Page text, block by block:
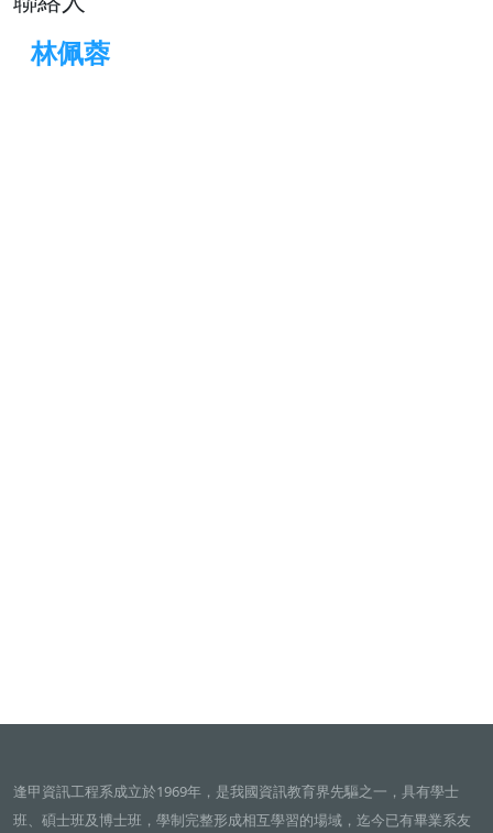
林佩蓉
逢甲資訊工程系成立於1969年，是我國資訊教育界先驅之一，具有學士
班、碩士班及博士班，學制完整形成相互學習的場域，迄今已有畢業系友